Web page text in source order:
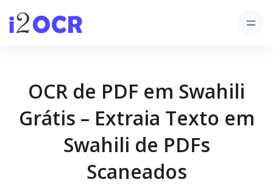
OCR de PDF em Swahili
Grátis – Extraia Texto em
Swahili de PDFs
Scaneados